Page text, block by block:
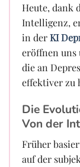
Heute, dank
Intelligenz,
in derKI
eröffnen uns
die an
effektiver zu
Die
Von der
Früher
auf der